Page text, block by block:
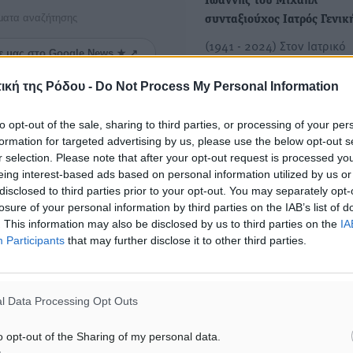
της Ρόδου - Do Not Process My Personal Information
opt-out of the sale, sharing to third parties, or processing of your
for targeted advertising by us, please use the below opt-out
selection. Please note that after your opt-out request is processed
interest-based ads based on personal information utilized by us
to third parties prior to your opt-out. You may separately
of your personal information by third parties on the IAB’s list of
This information may also be disclosed by us to third parties on the
Participants that may further disclose it to other third parties.
Data Processing Opt Outs
opt-out of the Sharing of my personal data.
αναζήτησης
μας στο Google News ★ ↗
συνταξιούχος Ιατρός
(1941 - 2024) Στον Ιατρικό
και συγκίνηση,…
Στην κορυφή της ιατρικής
διεθνώς 20 καθηγητές της
Ιατρικής του ΑΠΘ το 2022-
Στο υψηλότερο 2% της
έρευνας σε παγκόσμιο
συγκαταλέγονται μέλη
ΕΠΙΣΗΣ
ΤΟΠΙΚΈΣ ΕΙΔΉΣΕΙΣ